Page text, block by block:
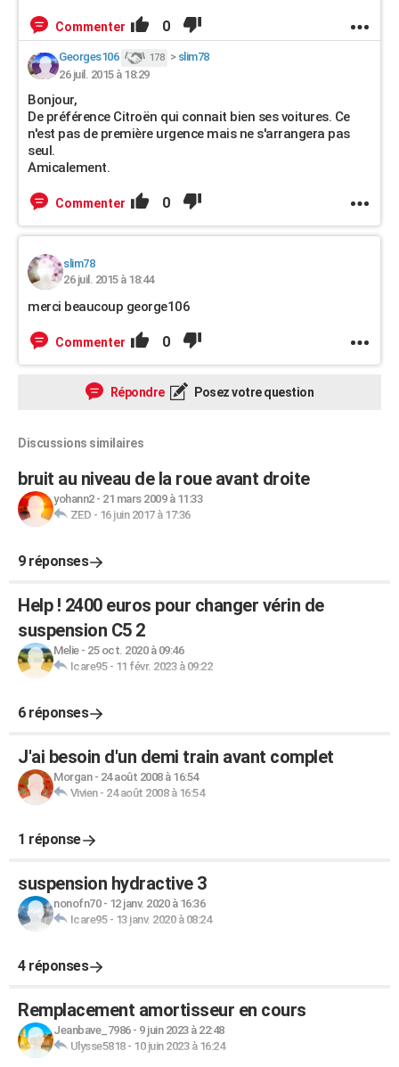
Commenter 0
Georges106 178 > slim78
26 juil. 2015 à 18:29
Bonjour,
De préférence Citroën qui connait bien ses voitures. Ce
n'est pas de première urgence mais ne s'arrangera pas
seul.
Amicalement.
Commenter 0
slim78
26 juil. 2015 à 18:44
merci beaucoup george106
Commenter 0
Répondre Posez votre question
Discussions similaires
bruit au niveau de la roue avant droite
yohann2- 21 mars 2009 à 11:33
ZED - 16 juin 2017 à 17:36
9 réponses
Help ! 2400 euros pour changer vérin de
suspension C5 2
Melie- 25 oct. 2020 à 09:46
Icare95- 11 févr. 2023 à 09:22
6 réponses
J'ai besoin d'un demi train avant complet
Morgan- 24 août 2008 à 16:54
Vivien- 24 août 2008 à 16:54
1 réponse
suspension hydractive 3
nonofn70- 12 janv. 2020 à 16:36
Icare95- 13 janv. 2020 à 08:24
4 réponses
Remplacement amortisseur en cours
Jeanbave_7986- 9 juin 2023 à 22:48
Ulysse5818- 10 juin 2023 à 16:24